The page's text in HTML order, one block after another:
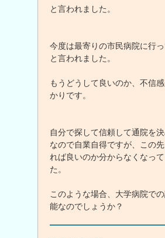
と言われました。
今度は最寄りの市民病院に行
と言われました。
もうどうして良いのか、不信
かりです。
自分で探して信頼して通院を
なので自業自得ですが、この
れば良いのか分からなくなっ
た。
このような場合、大学病院で
能なのでしょうか？